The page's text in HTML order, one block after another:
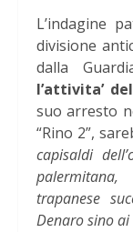
L’indagine
divisione
dalla
l’attivita’
suo arresto
“Rino 2”,
capisaldi
trapanese
Denaro sino ai